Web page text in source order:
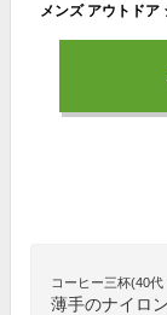
コーヒー三杯(40代
薄手のナイロ